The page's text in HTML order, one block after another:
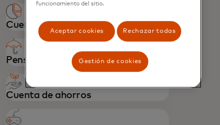
Cuenta de inversión
Pensiones
Cuenta de ahorros
funcionamiento del sitio.
Aceptar cookies Rechazar todas
Gestión de cookies